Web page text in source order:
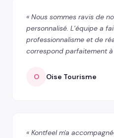
« Nous sommes ravis de
personnalisé. L’équipe a
professionnalisme et de
correspond parfaitement
O Oise Tourisme
« Kontfeel m'a